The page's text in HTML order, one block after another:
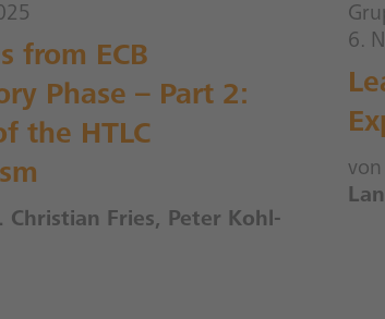
from ECB
Phase – Part 2:
the HTLC
Christian Fries, Peter Kohl-
6.
von